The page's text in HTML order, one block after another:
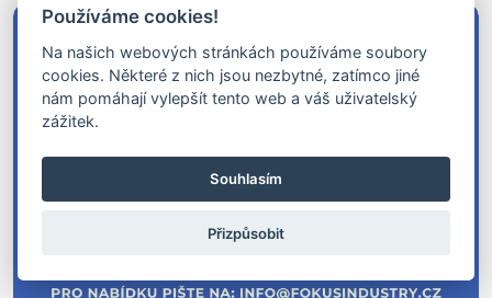
Používáme cookies!
Na našich webových stránkách používáme soubory
cookies. Některé z nich jsou nezbytné, zatímco jiné
nám pomáhají vylepšít tento web a váš uživatelský
zážitek.
Souhlasím
Přizpůsobit